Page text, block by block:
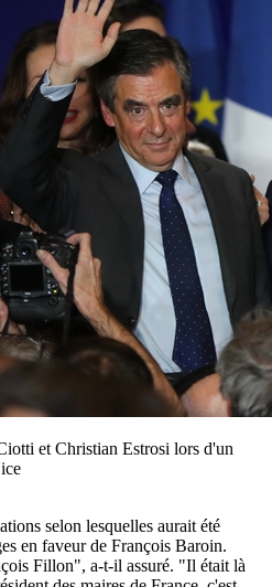
et Christian Estrosi lors d'un
selon lesquelles aurait été
en faveur de François Baroin.
Fillon", a-t-il assuré. "Il était là